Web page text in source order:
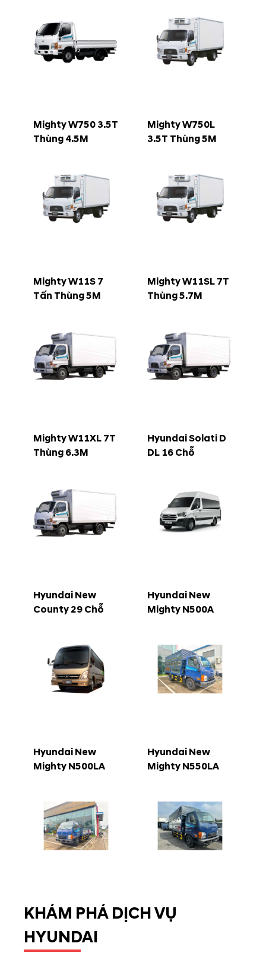
Mighty W750 3.5T
Thùng 4.5M
Mighty W750L
3.5T Thùng 5M
Mighty W11S 7
Tấn Thùng 5M
Mighty W11SL 7T
Thùng 5.7M
Mighty W11XL 7T
Thùng 6.3M
Hyundai Solati D
DL 16 Chỗ
Hyundai New
County 29 Chỗ
Hyundai New
Mighty N500A
Hyundai New
Mighty N500LA
Hyundai New
Mighty N550LA
KHÁM PHÁ DỊCH VỤ
HYUNDAI